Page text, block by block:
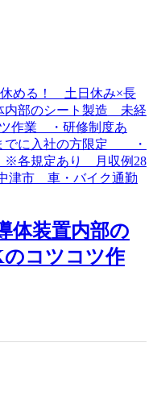
装置内部の
のコツコツ作